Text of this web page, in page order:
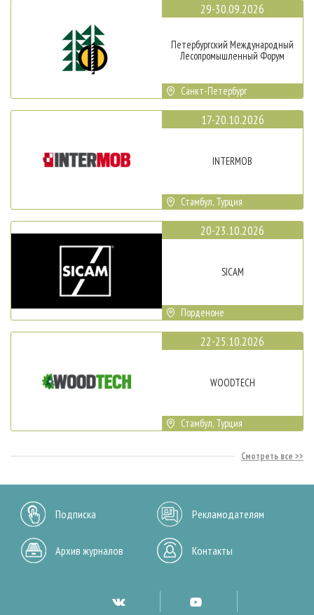
29-30.09.2026
Петербургский Международный
Лесопромышленный Форум
Санкт-Петербург
17-20.10.2026
INTERMOB
Стамбул, Турция
20-23.10.2026
SICAM
Порденоне
22-25.10.2026
WOODTECH
Стамбул, Турция
Смотреть все
Подписка Рекламодателям
Архив журналов Контакты